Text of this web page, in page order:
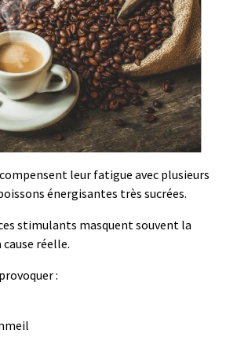
leur fatigue avec plusieurs
énergisantes très sucrées.
stimulants masquent souvent la
réelle.
: